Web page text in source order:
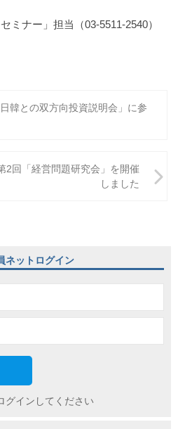
ミナー」担当（03-5511-2540）
韓との双方向投資説明会」に参
2回「経営問題研究会」を開催
しました
ネットログイン
グインしてください